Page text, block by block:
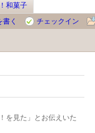
和菓子
書く
チェックイン
を見た」とお伝えいた